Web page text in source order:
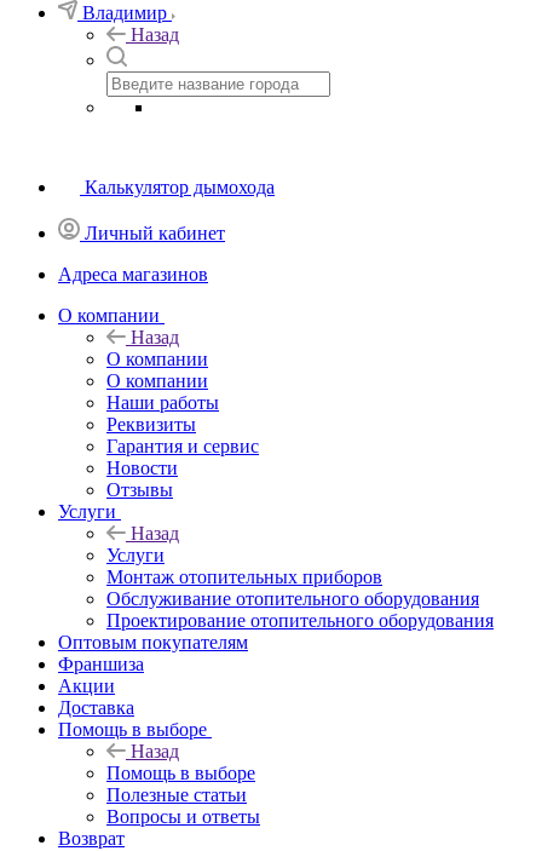
Владимир
Назад
Калькулятор дымохода
Личный кабинет
Адреса магазинов
O компании
Назад
O компании
О компании
Наши работы
Реквизиты
Гарантия и сервис
Новости
Отзывы
Услуги
Назад
Услуги
Монтаж отопительных приборов
Обслуживание отопительного оборудования
Проектирование отопительного оборудования
Оптовым покупателям
Франшиза
Акции
Доставка
Помощь в выборе
Назад
Помощь в выборе
Полезные статьи
Вопросы и ответы
Возврат